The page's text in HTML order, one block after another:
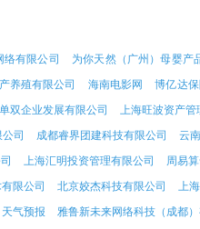
络有限公司 为你天然（广州）母婴产
养殖有限公司 海南电影网 博亿达
双企业发展有限公司 上海旺波资产管
司 成都睿界团建科技有限公司 云
上海汇明投资管理有限公司 周易
限公司 北京姣杰科技有限公司 上
天气预报 雅鲁新未来网络科技（成都）